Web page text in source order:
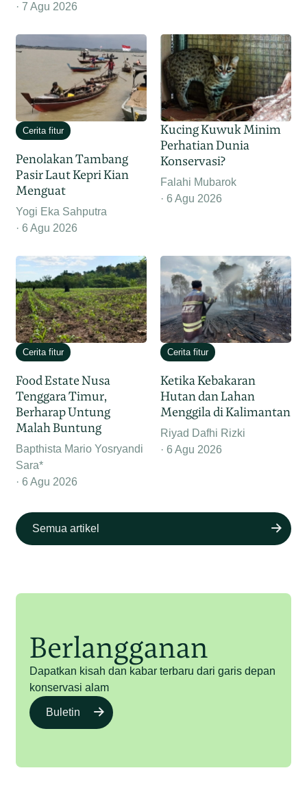
7 Agu 2026
Cerita fitur
Penolakan Tambang
Pasir Laut Kepri Kian
Menguat
Yogi Eka Sahputra
6 Agu 2026
Kucing Kuwuk Minim
Perhatian Dunia
Konservasi?
Falahi Mubarok
6 Agu 2026
Cerita fitur
Food Estate Nusa
Tenggara Timur,
Berharap Untung
Malah Buntung
Bapthista Mario Yosryandi
Sara*
6 Agu 2026
Cerita fitur
Ketika Kebakaran
Hutan dan Lahan
Menggila di Kalimantan
Riyad Dafhi Rizki
6 Agu 2026
Semua artikel
Berlangganan
Dapatkan kisah dan kabar terbaru dari garis depan
konservasi alam
Buletin